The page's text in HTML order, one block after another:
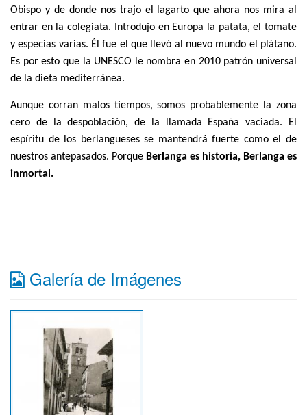
Obispo y de donde nos trajo el lagarto que ahora nos mira al
entrar en la colegiata. Introdujo en Europa la patata, el tomate
y especias varias. Él fue el que llevó al nuevo mundo el plátano.
Es por esto que la UNESCO le nombra en 2010 patrón universal
de la dieta mediterránea.
Aunque corran malos tiempos, somos probablemente la zona
cero de la despoblación, de la llamada España vaciada. El
espíritu de los berlangueses se mantendrá fuerte como el de
nuestros antepasados. Porque Berlanga es historia, Berlanga es
inmortal.
Galería de Imágenes